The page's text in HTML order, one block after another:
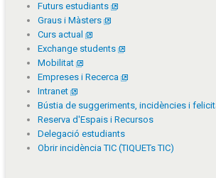
Futurs estudiants
Graus i Màsters
Curs actual
Exchange students
Mobilitat
Empreses i Recerca
Intranet
Bústia de suggeriments, incidències i
Reserva d'Espais i Recursos
Delegació estudiants
Obrir incidència TIC (TIQUETs TIC)